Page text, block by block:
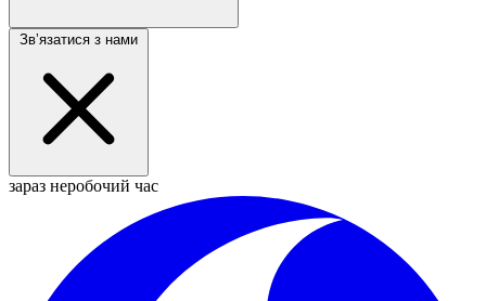
Звʼязатися з нами
зараз неробочий час